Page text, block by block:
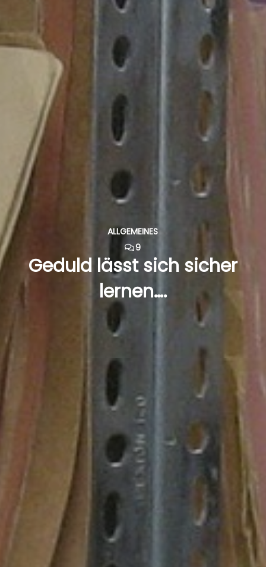
ALLGEMEINES
9
Geduld lässt sich sicher
lernen….